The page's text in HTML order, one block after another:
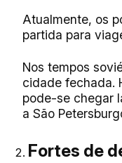
Atualmente, os
partida para
Nos tempos
cidade fechada.
pode-se chegar
a São
Fortes de